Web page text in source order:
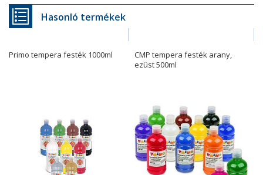
Hasonló termékek
Primo tempera festék 1000ml
CMP tempera festék arany,
ezüst 500ml